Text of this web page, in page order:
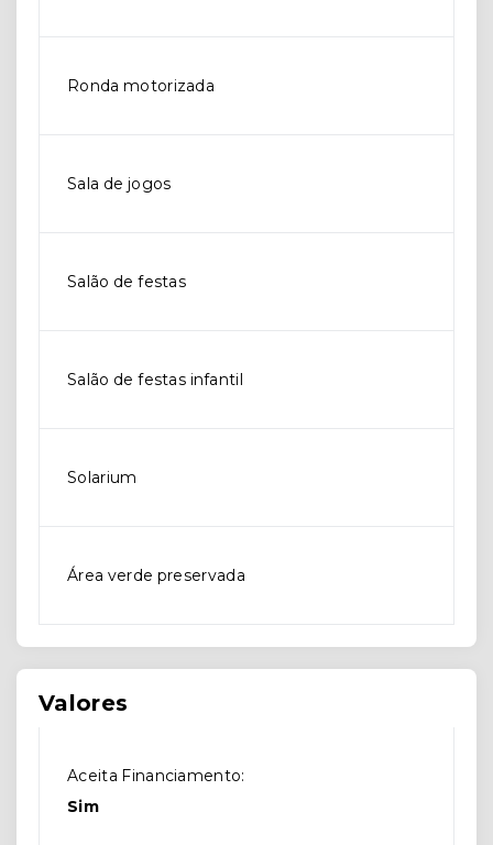
Ronda motorizada
Sala de jogos
Salão de festas
Salão de festas infantil
Solarium
Área verde preservada
Valores
Aceita Financiamento:
Sim